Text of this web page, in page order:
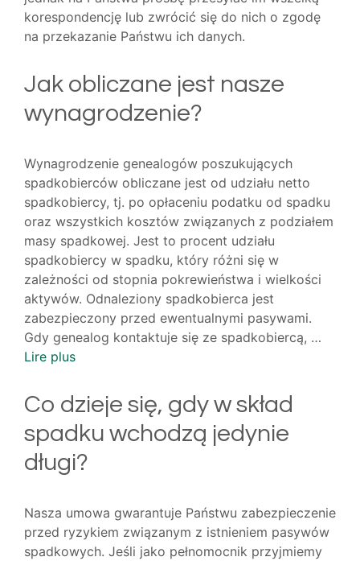
korespondencję lub zwrócić się do nich o zgodę
na przekazanie Państwu ich danych.
Jak obliczane jest nasze
wynagrodzenie?
Wynagrodzenie genealogów poszukujących
spadkobierców obliczane jest od udziału netto
spadkobiercy, tj. po opłaceniu podatku od spadku
oraz wszystkich kosztów związanych z podziałem
masy spadkowej. Jest to procent udziału
spadkobiercy w spadku, który różni się w
zależności od stopnia pokrewieństwa i wielkości
aktywów. Odnaleziony spadkobierca jest
zabezpieczony przed ewentualnymi pasywami.
Gdy genealog kontaktuje się ze spadkobiercą, …
Lire plus
Co dzieje się, gdy w skład
spadku wchodzą jedynie
długi?
Nasza umowa gwarantuje Państwu zabezpieczenie
przed ryzykiem związanym z istnieniem pasywów
spadkowych. Jeśli jako pełnomocnik przyjmiemy